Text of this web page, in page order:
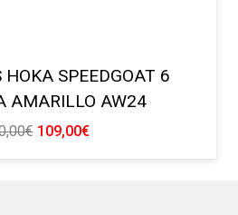
SPEEDGOAT 6
AMARILLO AW24
€ El
precio
109,00€El
precio